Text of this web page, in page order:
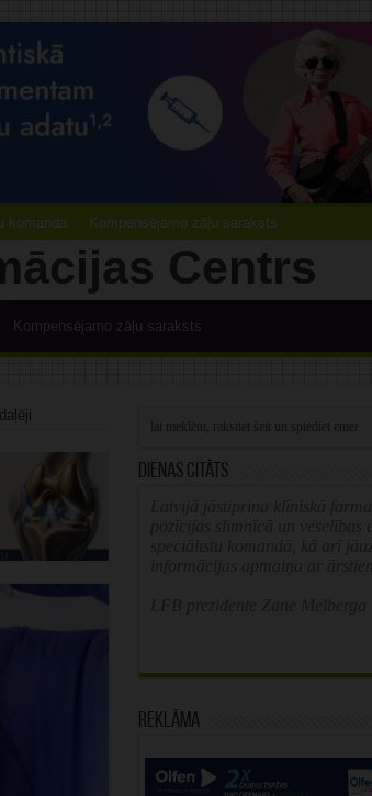
komanda Kompensējamo zāļu saraksts
Kompensējamo zāļu saraksts
Dienas citāts
Reklāma